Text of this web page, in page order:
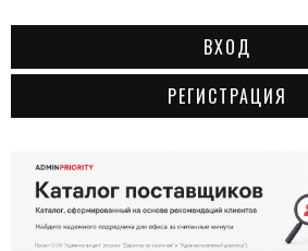
ВХОД
РЕГИСТРАЦИЯ